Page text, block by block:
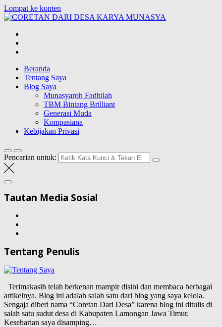
Lompat ke konten
Blog Wong Ndeso yang ingin berbagi berbagai hal di sekitarnya
Beranda
Tentang Saya
Blog Saya
Munasyaroh Fadhilah
TBM Bintang Brilliant
Generasi Muda
Kompasiana
Kebijakan Privasi
Pencarian untuk:
Tautan Media Sosial
Tentang Penulis
Terimakasih telah berkenan mampir disini dan membaca berbagai
artikelnya. Blog ini adalah salah satu dari blog yang saya kelola.
Sengaja diberi nama “Coretan Dari Desa” karena blog ini ditulis di
salah satu sudut desa di Kabupaten Lamongan Jawa Timur.
Keseharian saya disamping…